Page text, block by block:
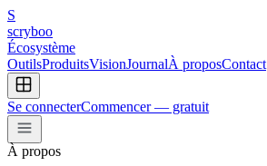
S
scryboo
Écosystème
OutilsProduitsVisionJournalÀ proposContact
Se connecterCommencer — gratuit
À propos